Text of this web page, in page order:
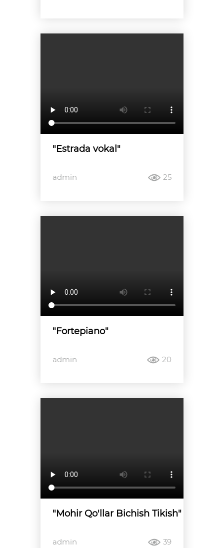
"Estrada vokal"
admin 25
"Fortepiano"
admin 20
"Mohir Qo'llar Bichish Tikish"
admin 39